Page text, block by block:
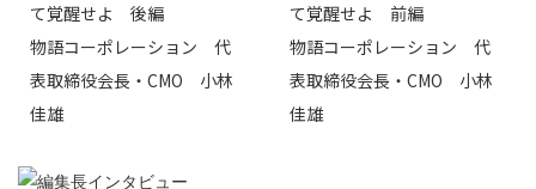
て覚醒せよ 後編
物語コーポレーション 代
表取締役会長・CMO 小林
佳雄
て覚醒せよ 前編
物語コーポレーション 代
表取締役会長・CMO 小林
佳雄